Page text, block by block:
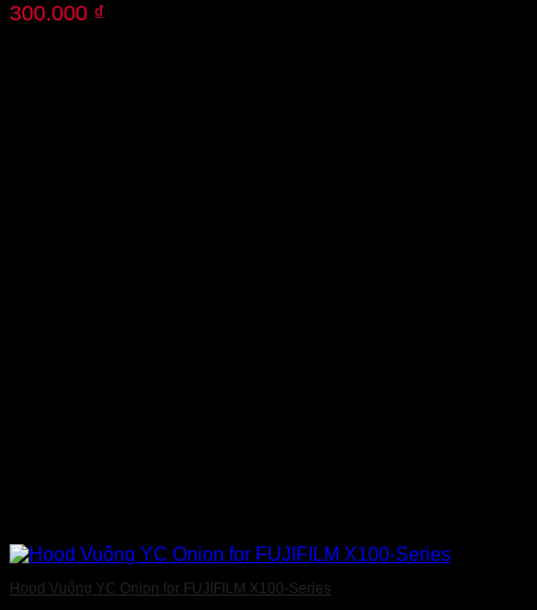
300.000 ₫
Hood Vuông YC Onion for FUJIFILM X100-Series